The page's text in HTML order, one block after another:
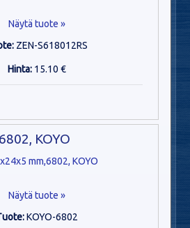
Näytä tuote »
ZEN-S618012RS
Hinta: 15.10 €
KOYO
Näytä tuote »
KOYO-6802